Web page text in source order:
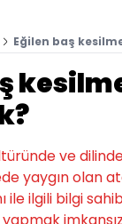
Eğilen baş
ve
yaygın olan
ile ilgili bilgi